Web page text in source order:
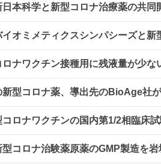
日本科学と新型コロナ治療薬の共同
イオミメティクスシンパシーズと
ロナワクチン接種用に残液量が少
新型コロナ薬、導出先のBioAge社
ロナワクチンの国内第1/2相臨床
型コロナ治験薬原薬のGMP製造を